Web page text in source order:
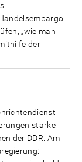
„wie man
der
starke
der DDR. Am